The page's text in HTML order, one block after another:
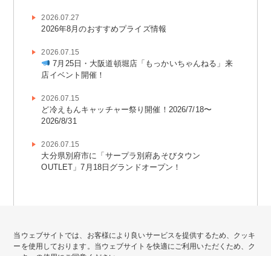
当ウェブサイトでは、お客様により良いサービスを提供するため、クッキ
ーを使用しております。当ウェブサイトを快適にご利用いただくため、ク
2026.07.27
2026年8月のおすすめプライズ情報
2026.07.15
7月25日・大阪道頓堀店「もっかいちゃんねる」来
店イベント開催！
2026.07.15
ど冷えもんキャッチャー祭り開催！2026/7/18〜
2026/8/31
2026.07.15
大分県別府市に「サープラ別府あそびタウン
OUTLET」7月18日グランドオープン！